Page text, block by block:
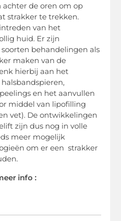
de oren om op
strakker te trekken.
van het
huid. Er zijn
behandelingen als
maken van de
hierbij aan het
en het aanvullen
middel van lipofilling
vet). De ontwikkelingen
zijn dus nog in volle
meer mogelijk
om er een strakker
info :